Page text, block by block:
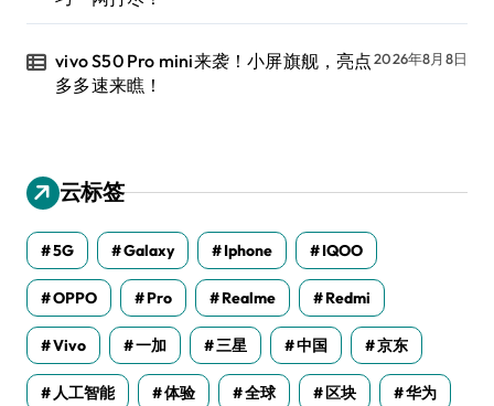
vivo S50 Pro mini来袭！小屏旗舰，亮点
多多速来瞧！
2026年8月8日
云标签
5G Galaxy Iphone IQOO
OPPO Pro Realme Redmi
Vivo 一加 三星 中国 京东
人工智能 体验 全球 区块 华为